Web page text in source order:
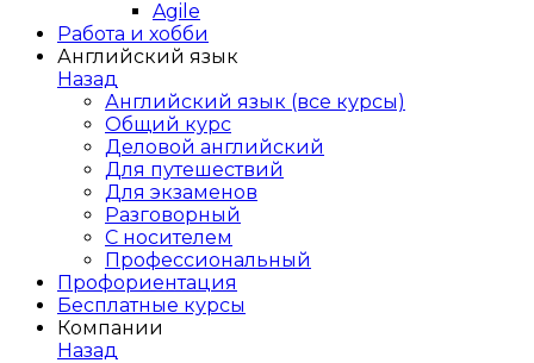
Agile
Работа и хобби
Английский язык
Назад
Английский язык (все курсы)
Общий курс
Деловой английский
Для путешествий
Для экзаменов
Разговорный
С носителем
Профессиональный
Профориентация
Бесплатные курсы
Компании
Назад